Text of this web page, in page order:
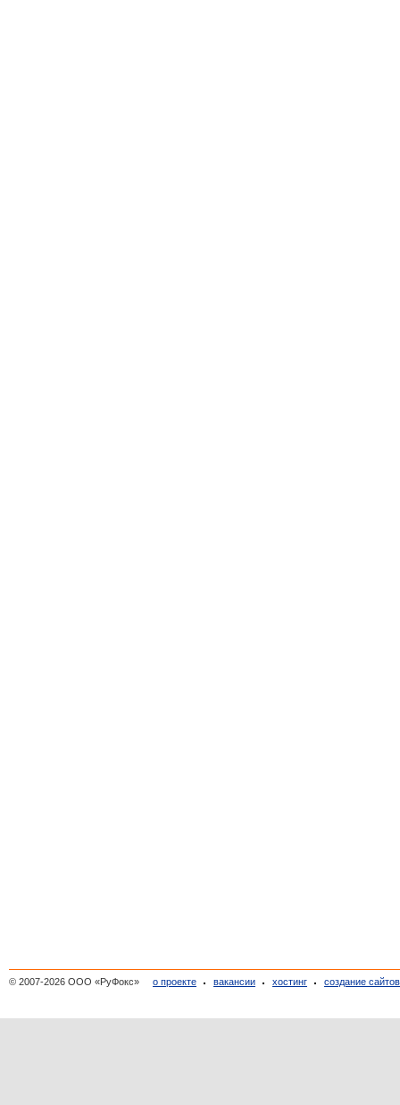
© 2007-2026 ООО «РуФокс» о проекте вакансии хостинг создание сайтов